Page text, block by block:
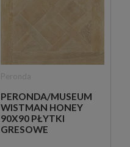
PERONDA/MUSEUM
WISTMAN HONEY
90X90 PŁYTKI
GRESOWE